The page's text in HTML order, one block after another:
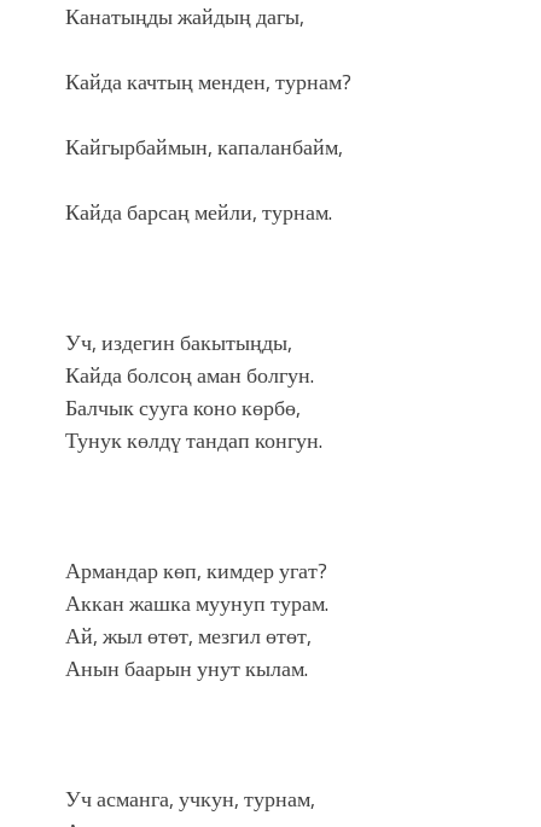
Канатыңды жайдың дагы,
Кайда качтың менден, турнам?
Кайгырбаймын, капаланбайм,
Кайда барсаң мейли, турнам.
Уч, издегин бакытыңды,
Кайда болсоң аман болгун.
Балчык сууга коно көрбө,
Тунук көлдү тандап конгун.
Армандар көп, кимдер угат?
Аккан жашка муунуп турам.
Ай, жыл өтөт, мезгил өтөт,
Анын баарын унут кылам.
Уч асманга, учкун, турнам,